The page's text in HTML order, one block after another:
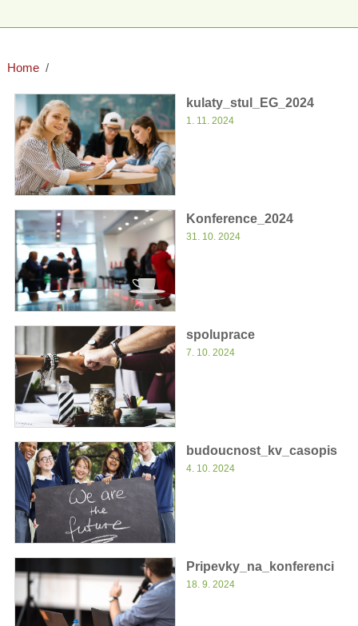
Home
kulaty_stul_EG_2024
1. 11. 2024
Konference_2024
31. 10. 2024
spoluprace
7. 10. 2024
budoucnost_kv_casopis
4. 10. 2024
Pripevky_na_konferenci
18. 9. 2024